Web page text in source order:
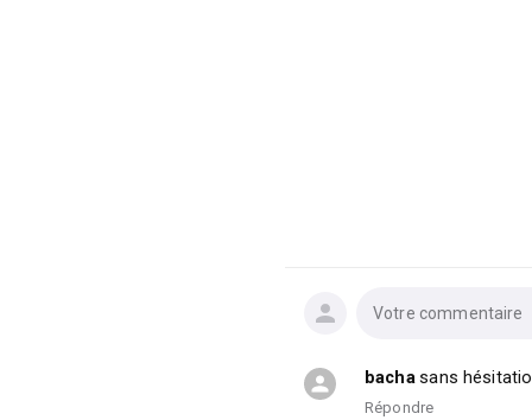
Votre commentaire
bacha sans
Répondre